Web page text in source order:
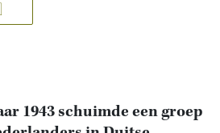
1943 schuimde een groep